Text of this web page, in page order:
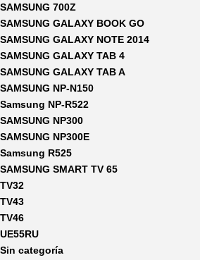
SAMSUNG 700Z
SAMSUNG GALAXY BOOK GO
SAMSUNG GALAXY NOTE 2014
SAMSUNG GALAXY TAB 4
SAMSUNG GALAXY TAB A
SAMSUNG NP-N150
Samsung NP-R522
SAMSUNG NP300
SAMSUNG NP300E
Samsung R525
SAMSUNG SMART TV 65
TV32
TV43
TV46
UE55RU
Sin categoría